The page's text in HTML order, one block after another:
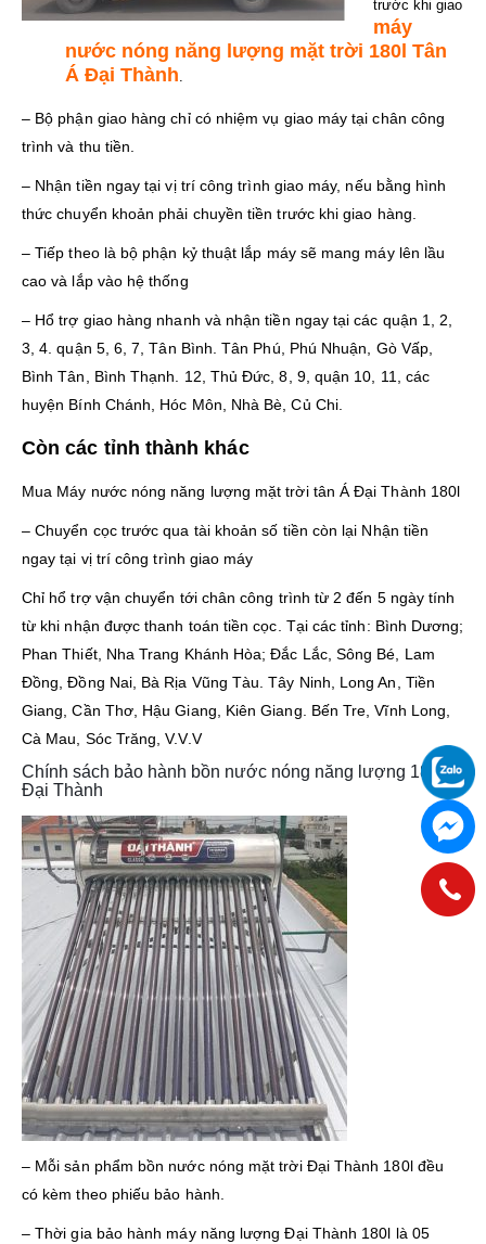
trước khi giao
máy
nước nóng năng lượng mặt trời 180l Tân
Á Đại Thành.
– Bộ phận giao hàng chỉ có nhiệm vụ giao máy tại chân công
trình và thu tiền.
– Nhận tiền ngay tại vị trí công trình giao máy, nếu bằng hình
thức chuyển khoản phải chuyền tiền trước khi giao hàng.
– Tiếp theo là bộ phận kỷ thuật lắp máy sẽ mang máy lên lầu
cao và lắp vào hệ thống
– Hổ trợ giao hàng nhanh và nhận tiền ngay tại các quận 1, 2,
3, 4. quận 5, 6, 7, Tân Bình. Tân Phú, Phú Nhuận, Gò Vấp,
Bình Tân, Bình Thạnh. 12, Thủ Đức, 8, 9, quận 10, 11, các
huyện Bính Chánh, Hóc Môn, Nhà Bè, Củ Chi.
Còn các tỉnh thành khác
Mua Máy nước nóng năng lượng mặt trời tân Á Đại Thành 180l
– Chuyển cọc trước qua tài khoản số tiền còn lại Nhận tiền
ngay tại vị trí công trình giao máy
Chỉ hổ trợ vận chuyển tới chân công trình từ 2 đến 5 ngày tính
từ khi nhận được thanh toán tiền cọc. Tại các tỉnh: Bình Dương;
Phan Thiết, Nha Trang Khánh Hòa; Đắc Lắc, Sông Bé, Lam
Đồng, Đồng Nai, Bà Rịa Vũng Tàu. Tây Ninh, Long An, Tiền
Giang, Cần Thơ, Hậu Giang, Kiên Giang. Bến Tre, Vĩnh Long,
Cà Mau, Sóc Trăng, V.V.V
Chính sách bảo hành bồn nước nóng năng lượng 180l
Đại Thành
– Mỗi sản phẩm bồn nước nóng mặt trời Đại Thành 180l đều
có kèm theo phiếu bảo hành.
– Thời gia bảo hành máy năng lượng Đại Thành 180l là 05